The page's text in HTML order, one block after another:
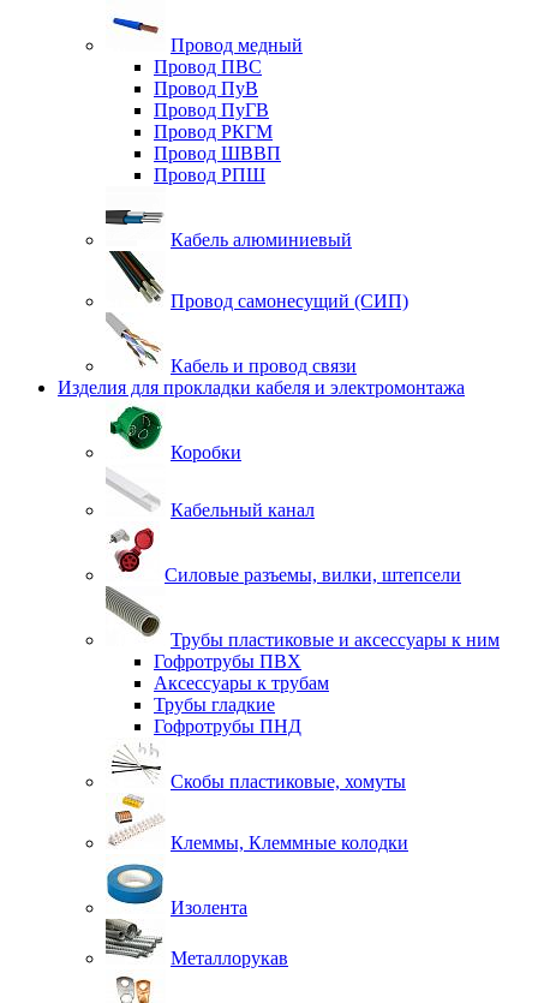
Провод медный
Провод ПВС
Провод ПуВ
Провод ПуГВ
Провод РКГМ
Провод ШВВП
Провод РПШ
Кабель алюминиевый
Провод самонесущий (СИП)
Кабель и провод связи
Изделия для прокладки кабеля и электромонтажа
Коробки
Кабельный канал
Силовые разъемы, вилки, штепсели
Трубы пластиковые и аксессуары к ним
Гофротрубы ПВХ
Аксессуары к трубам
Трубы гладкие
Гофротрубы ПНД
Скобы пластиковые, хомуты
Клеммы, Клеммные колодки
Изолента
Металлорукав